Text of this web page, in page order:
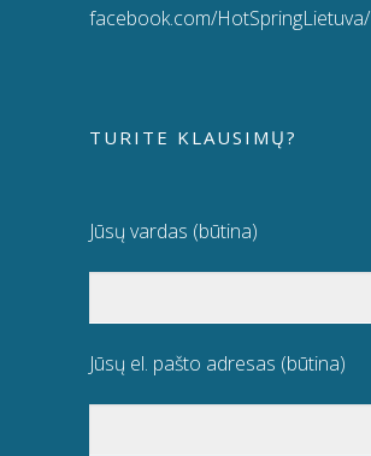
facebook.com/HotSpringLietuva/
TURITE KLAUSIMŲ?
Jūsų vardas (būtina)
Jūsų el. pašto adresas (būtina)